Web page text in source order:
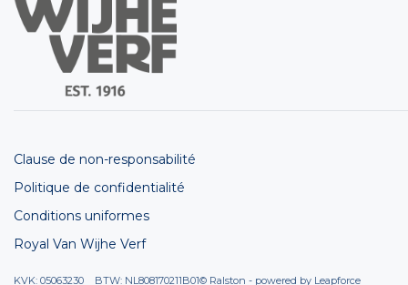
Clause de non-responsabilité
Politique de confidentialité
Conditions uniformes
Royal Van Wijhe Verf
KVK: 05063230 BTW: NL808170211B01© Ralston - powered by Leapforce